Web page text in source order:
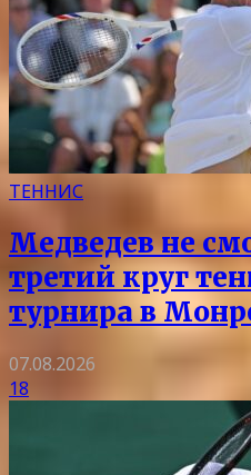
ТЕННИС
Медведев не
третий круг
турнира в
07.08.2026
18